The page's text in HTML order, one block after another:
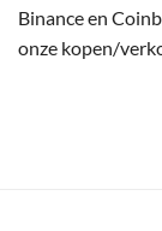
Binance en
onze kopen/